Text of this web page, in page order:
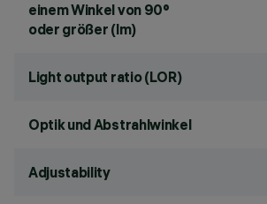
einem Winkel von 90°
oder größer (lm)
Light output ratio (LOR)
Optik und Abstrahlwinkel
Adjustability